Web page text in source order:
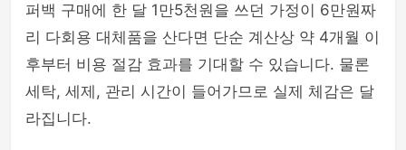
퍼백 구매에 한 달 1만5천원을 쓰던 가정이 6만원짜
리 다회용 대체품을 산다면 단순 계산상 약 4개월 이
후부터 비용 절감 효과를 기대할 수 있습니다. 물론
세탁, 세제, 관리 시간이 들어가므로 실제 체감은 달
라집니다.